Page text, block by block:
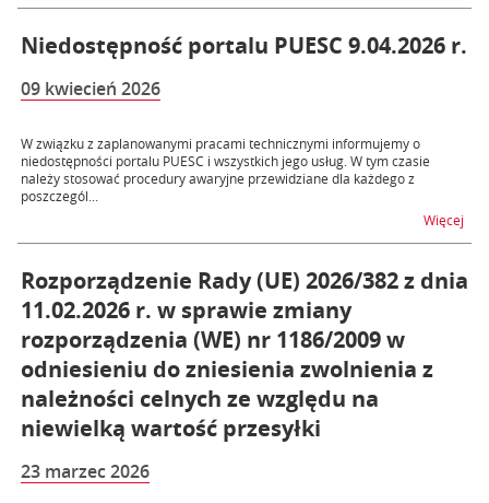
Niedostępność portalu PUESC 9.04.2026 r.
09 kwiecień 2026
W związku z zaplanowanymi pracami technicznymi informujemy o
niedostępności portalu PUESC i wszystkich jego usług. W tym czasie
należy stosować procedury awaryjne przewidziane dla każdego z
poszczegól...
Więcej
Rozporządzenie Rady (UE) 2026/382 z dnia
11.02.2026 r. w sprawie zmiany
rozporządzenia (WE) nr 1186/2009 w
odniesieniu do zniesienia zwolnienia z
należności celnych ze względu na
niewielką wartość przesyłki
23 marzec 2026